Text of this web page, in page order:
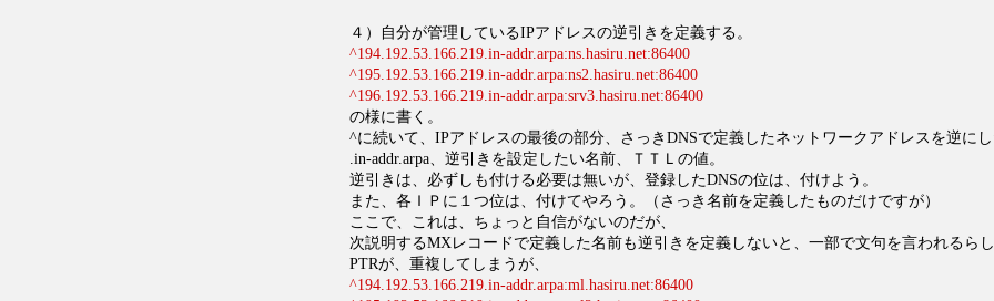
４）自分が管理しているIPアドレスの逆引きを定義する。
^194.192.53.166.219.in-addr.arpa:ns.hasiru.net:86400
^195.192.53.166.219.in-addr.arpa:ns2.hasiru.net:86400
^196.192.53.166.219.in-addr.arpa:srv3.hasiru.net:86400
の様に書く。
^に続いて、IPアドレスの最後の部分、さっきDNSで定義したネットワークアドレスを逆にし
.in-addr.arpa、逆引きを設定したい名前、ＴＴＬの値。
逆引きは、必ずしも付ける必要は無いが、登録したDNSの位は、付けよう。
また、各ＩＰに１つ位は、付けてやろう。（さっき名前を定義したものだけですが）
ここで、これは、ちょっと自信がないのだが、
次説明するMXレコードで定義した名前も逆引きを定義しないと、一部で文句を言われるらし
PTRが、重複してしまうが、
^194.192.53.166.219.in-addr.arpa:ml.hasiru.net:86400